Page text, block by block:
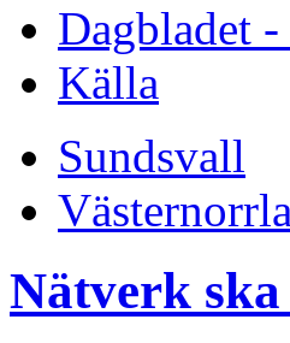
Dagbladet
Källa
Sundsvall
Nätverk